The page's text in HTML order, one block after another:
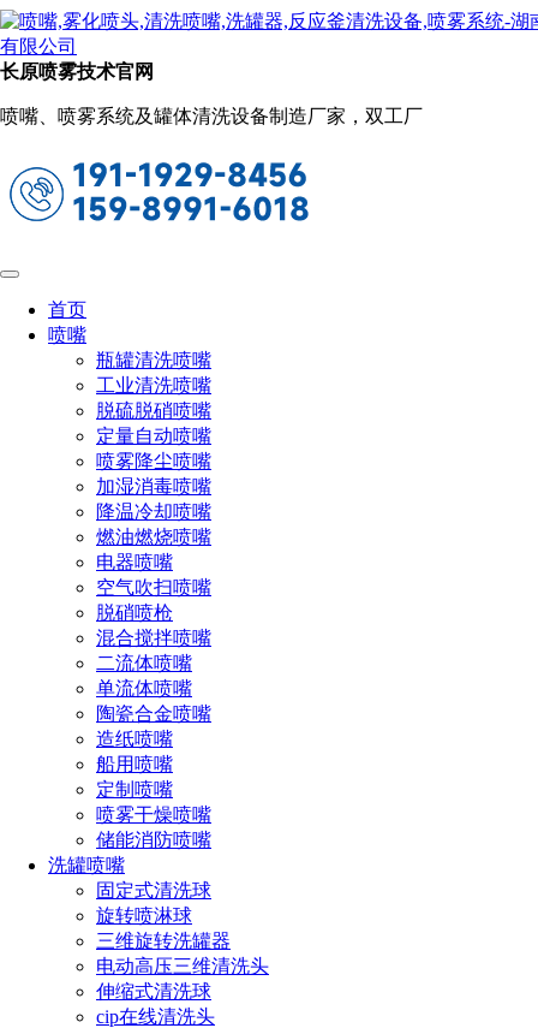
长原喷雾技术官网
喷嘴、喷雾系统及罐体清洗设备制造厂家，双工厂
首页
喷嘴
瓶罐清洗喷嘴
工业清洗喷嘴
脱硫脱硝喷嘴
定量自动喷嘴
喷雾降尘喷嘴
加湿消毒喷嘴
降温冷却喷嘴
燃油燃烧喷嘴
电器喷嘴
空气吹扫喷嘴
脱硝喷枪
混合搅拌喷嘴
二流体喷嘴
单流体喷嘴
陶瓷合金喷嘴
造纸喷嘴
船用喷嘴
定制喷嘴
喷雾干燥喷嘴
储能消防喷嘴
洗罐喷嘴
固定式清洗球
旋转喷淋球
三维旋转洗罐器
电动高压三维清洗头
伸缩式清洗球
cip在线清洗头
新闻动态
当前位置：
坦克清洗设备选型特点及优势
2024-08-20 10:41:56 阅读量：675
长原坦克内部清洗设备，常用清洗坦克等大型复杂设备内部而
设计的高效清洗系统。
特点
全方位清洗：三维旋转清洗技术，能够实现360°无死角覆盖，
确保坦克内部各个角落均能无死角无残留清洗。
高压水射流技术：使用高压水射流清洗技术，能有效去除顽固
污垢和油污，无需使用大量化学清洗剂，环保且高效。
自动化控制：配备先进的自动化控制系统，可根据设定的清洗
程序自动运行，减少人工干预，操作简便。
可调节清洗力度：清洗系统的压力和流量可调节，适应不同类
型的污垢和清洗要求，灵活性高。
快速安装与拆卸：设备设计紧凑，便于安装和拆卸，能够快速
适应不同尺寸和形状的坦克内部清洗需求。
内置摄像监控系统：部分设备配有内置摄像头，可实时监控清
洗过程，确保清洗效果，同时可用于清洗质量检查和评估。
提高清洗效率：采用三维旋转喷嘴，清洗覆盖范围广，清洗时
间短，大大提高了清洗效率。
环保节能：高压水射流技术减少了对化学清洗剂的依赖，降低
了对环境的污染，同时减少了水资源的浪费。
延长设备寿命：通过定期彻底清洗，防止腐蚀和堵塞，延长了
坦克等设备的使用寿命，保障设备的正常运行。
操作安全：自动化清洗系统减少了人工进入坦克内部的需求，
降低了工人暴露在有害环境中的风险，提升了整体操作的安全